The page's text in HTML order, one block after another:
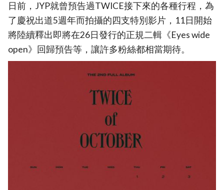
日前，JYP就曾預告過TWICE接下來的各種行程，為
了慶祝出道5週年而拍攝的四支特別影片，11日開始
將陸續釋出即將在26日發行的正規二輯《Eyes wide
open》回歸預告等，讓許多粉絲都相當期待。